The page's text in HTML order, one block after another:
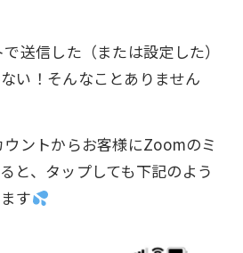
送信した（または設定した）
い！そんなことありません
ントからお客様にZoomのミ
と、タップしても下記のよう
す